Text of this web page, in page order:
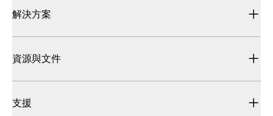
解決方案
資源與文件
支援